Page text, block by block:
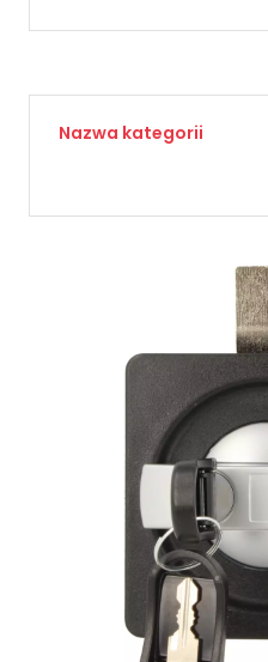
Nazwa kategorii